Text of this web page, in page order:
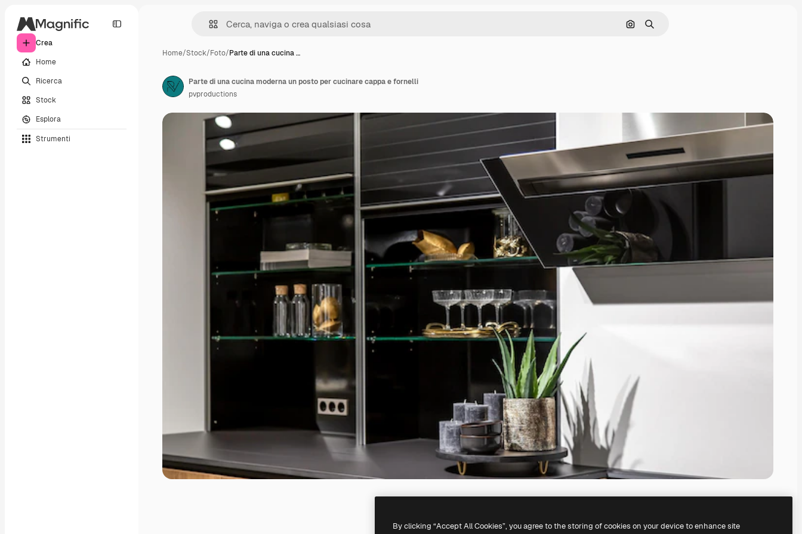
Crea
Home
Ricerca
Stock
Esplora
Strumenti
Cerca per immagine
Ricerca
Home/Stock/Foto/Parte di una cucina …
Parte di una cucina moderna un posto per cucinare cappa e fornelli
pvproductions
By clicking “Accept All Cookies”, you agree to the storing of cookies on your device to enhance site